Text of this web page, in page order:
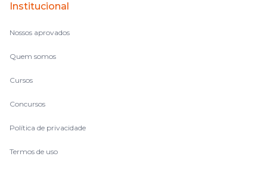
Institucional
Nossos aprovados
Quem somos
Cursos
Concursos
Política de privacidade
Termos de uso